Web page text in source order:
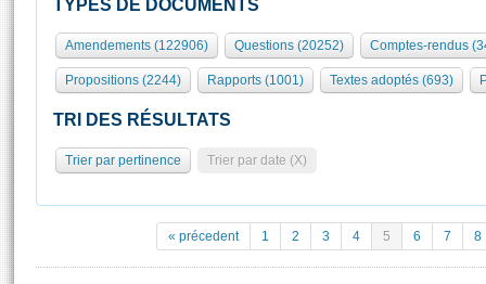
577 députés
Groupes politiques
Commissions et autres organes
Europe et International
Pétitions
Organisation de l'Assemblée
Présidence Conférence des Présidents Bureau Collège des
Statistiques et chiffres clés
Documents de référence
( Constitution | Règlement de l'Assemblée ... )
Visite virtuelle du palais Bourbon
Assister à une séance
La Bibliothèque
TYPES DE DOCUMENTS
Amendements (122906) Questions (20252) Comptes-rendus
Propositions (2244) Rapports (1001) Textes adoptés (693)
TRI DES RÉSULTATS
Trier par pertinence Trier par date (X)
« précedent 1 2 3 4 5 6 7 8